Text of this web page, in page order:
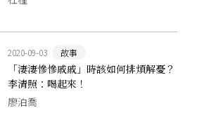
2020-09-03 故事
「淒淒慘慘戚戚」時該如何排煩解憂？
李清照：喝起來！
廖泊喬